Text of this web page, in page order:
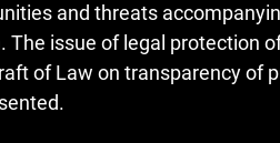
and threats
The issue of legal protection
of Law on transparency of